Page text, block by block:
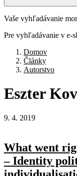
Vaše vyhľadávanie
Pre vyhľadávanie v e-
Domov
Články
Autorstvo
Eszter
9. 4. 2019
What went
– Identity